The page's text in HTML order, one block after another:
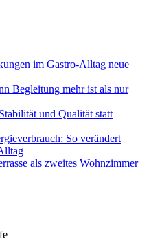
im Gastro-Alltag neue
Begleitung mehr ist als nur
und Qualität statt
So verändert
als zweites Wohnzimmer